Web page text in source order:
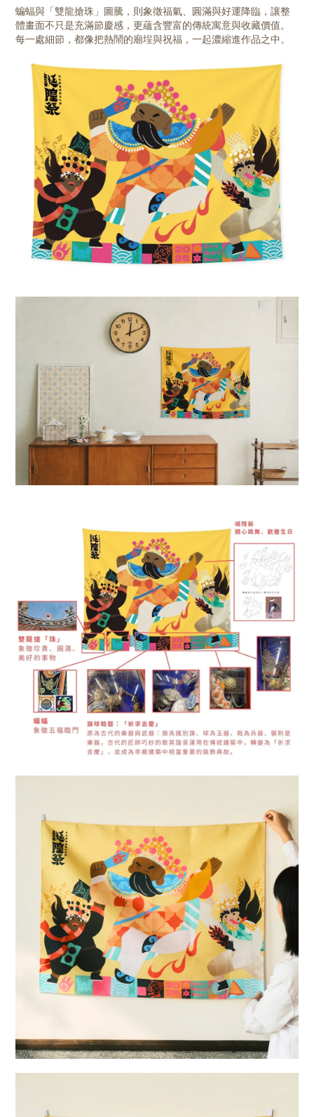
蝙蝠與「雙龍搶珠」圖騰，則象徵福氣、圓滿與好運降臨，讓整
體畫面不只是充滿節慶感，更蘊含豐富的傳統寓意與收藏價值。
每一處細節，都像把熱鬧的廟埕與祝福，一起濃縮進作品之中。